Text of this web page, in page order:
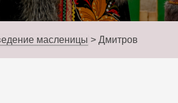
масленицы > Дмитров